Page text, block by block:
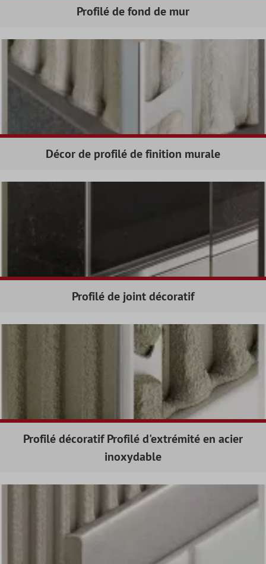
Profilé de fond de mur
Décor de profilé de finition murale
Profilé de joint décoratif
Profilé décoratif Profilé d'extrémité en acier
inoxydable